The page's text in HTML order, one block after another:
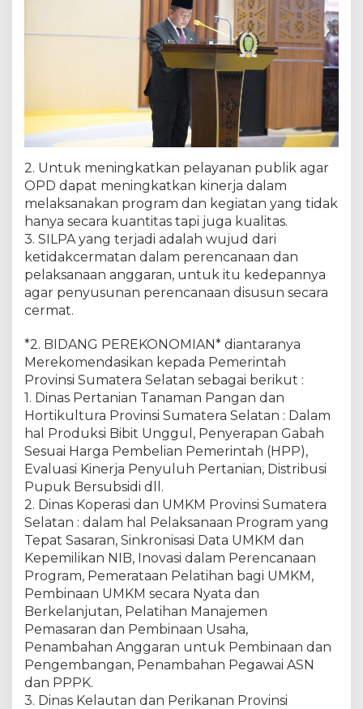
2. Untuk meningkatkan pelayanan publik agar
OPD dapat meningkatkan kinerja dalam
melaksanakan program dan kegiatan yang tidak
hanya secara kuantitas tapi juga kualitas.
3. SILPA yang terjadi adalah wujud dari
ketidakcermatan dalam perencanaan dan
pelaksanaan anggaran, untuk itu kedepannya
agar penyusunan perencanaan disusun secara
cermat.
*2. BIDANG PEREKONOMIAN* diantaranya
Merekomendasikan kepada Pemerintah
Provinsi Sumatera Selatan sebagai berikut :
1. Dinas Pertanian Tanaman Pangan dan
Hortikultura Provinsi Sumatera Selatan : Dalam
hal Produksi Bibit Unggul, Penyerapan Gabah
Sesuai Harga Pembelian Pemerintah (HPP),
Evaluasi Kinerja Penyuluh Pertanian, Distribusi
Pupuk Bersubsidi dll.
2. Dinas Koperasi dan UMKM Provinsi Sumatera
Selatan : dalam hal Pelaksanaan Program yang
Tepat Sasaran, Sinkronisasi Data UMKM dan
Kepemilikan NIB, Inovasi dalam Perencanaan
Program, Pemerataan Pelatihan bagi UMKM,
Pembinaan UMKM secara Nyata dan
Berkelanjutan, Pelatihan Manajemen
Pemasaran dan Pembinaan Usaha,
Penambahan Anggaran untuk Pembinaan dan
Pengembangan, Penambahan Pegawai ASN
dan PPPK.
3. Dinas Kelautan dan Perikanan Provinsi